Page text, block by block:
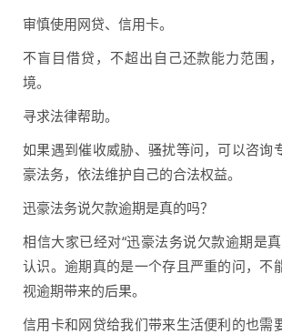
审慎使用网贷、信用卡。
不盲目借贷，不超出自己还款能力范围
境。
寻求法律帮助。
如果遇到催收威胁、骚扰等问，可以咨询
豪法务，依法维护自己的合法权益。
迅豪法务说欠款逾期是真的吗？
相信大家已经对“迅豪法务说欠款逾期是
认识。逾期真的是一个存且严重的问，不
视逾期带来的后果。
信用卡和网贷给我们带来生活便利的也需